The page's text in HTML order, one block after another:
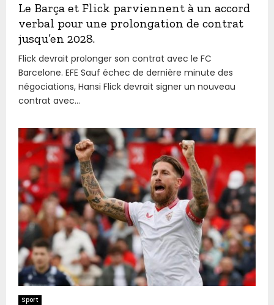
Le Barça et Flick parviennent à un accord
verbal pour une prolongation de contrat
jusqu’en 2028.
Flick devrait prolonger son contrat avec le FC
Barcelone. EFE Sauf échec de dernière minute des
négociations, Hansi Flick devrait signer un nouveau
contrat avec...
Sport